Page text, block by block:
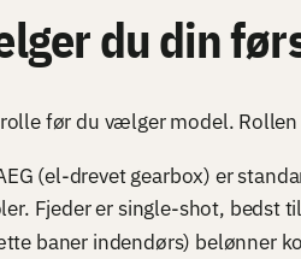
du din
før du vælger model.
(el-drevet gearbox) er
Fjeder er single-shot, bedst
baner indendørs) belønner